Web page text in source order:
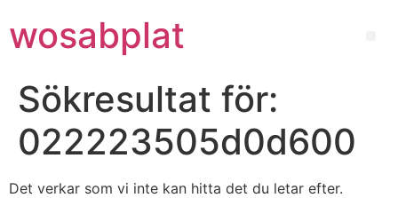
wosabplat
Sökresultat för:
022223505d0d600
Det verkar som vi inte kan hitta det du letar efter.